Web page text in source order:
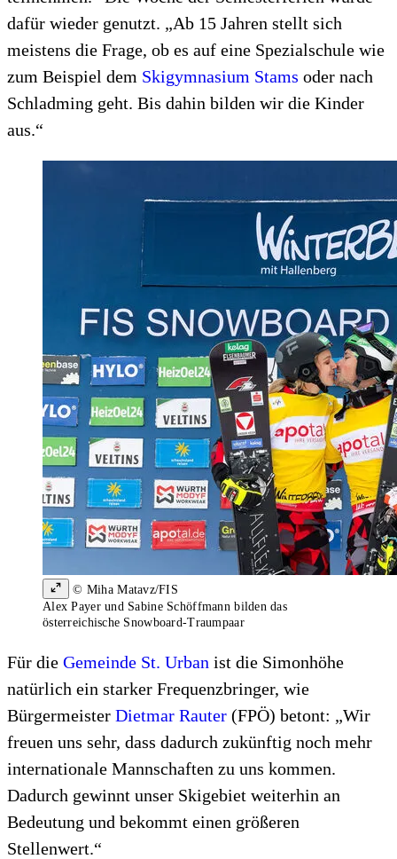
dafür wieder genutzt. „Ab 15 Jahren stellt sich
meistens die Frage, ob es auf eine Spezialschule wie
zum Beispiel dem Skigymnasium Stams oder nach
Schladming geht. Bis dahin bilden wir die Kinder
aus.“
© Miha Matavz/FIS
Alex Payer und Sabine Schöffmann bilden das
österreichische Snowboard-Traumpaar
Für die Gemeinde St. Urban ist die Simonhöhe
natürlich ein starker Frequenzbringer, wie
Bürgermeister Dietmar Rauter (FPÖ) betont: „Wir
freuen uns sehr, dass dadurch zukünftig noch mehr
internationale Mannschaften zu uns kommen.
Dadurch gewinnt unser Skigebiet weiterhin an
Bedeutung und bekommt einen größeren
Stellenwert.“